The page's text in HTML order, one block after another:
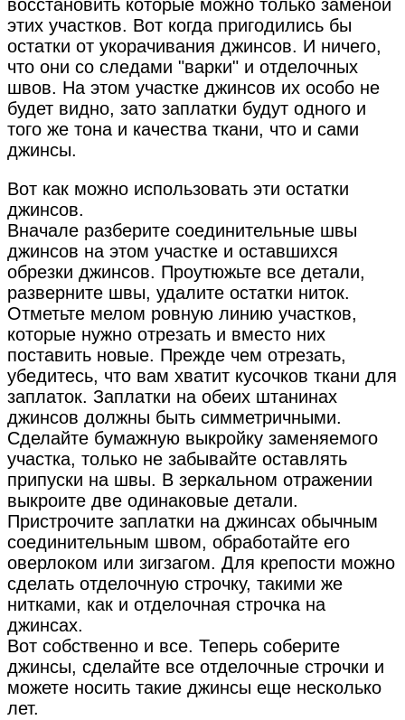
восстановить которые можно только заменой
этих участков. Вот когда пригодились бы
остатки от укорачивания джинсов. И ничего,
что они со следами "варки" и отделочных
швов. На этом участке джинсов их особо не
будет видно, зато заплатки будут одного и
того же тона и качества ткани, что и сами
джинсы.
Вот как можно использовать эти остатки
джинсов.
Вначале разберите соединительные швы
джинсов на этом участке и оставшихся
обрезки джинсов. Проутюжьте все детали,
разверните швы, удалите остатки ниток.
Отметьте мелом ровную линию участков,
которые нужно отрезать и вместо них
поставить новые. Прежде чем отрезать,
убедитесь, что вам хватит кусочков ткани для
заплаток. Заплатки на обеих штанинах
джинсов должны быть симметричными.
Сделайте бумажную выкройку заменяемого
участка, только не забывайте оставлять
припуски на швы. В зеркальном отражении
выкроите две одинаковые детали.
Пристрочите заплатки на джинсах обычным
соединительным швом, обработайте его
оверлоком или зигзагом. Для крепости можно
сделать отделочную строчку, такими же
нитками, как и отделочная строчка на
джинсах.
Вот собственно и все. Теперь соберите
джинсы, сделайте все отделочные строчки и
можете носить такие джинсы еще несколько
лет.